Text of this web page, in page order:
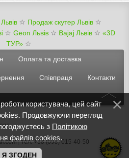
☆ Продаж скутер Львів ☆
☆Geon Львів ☆ Bajaj Львів ☆«3D
ТУР» ☆
Оплата та доставка
Співпраця Контакти
| тел: +38 (098) 015-40-50
користувача, цей сайт
Продовжуючи перегляд
з Політикою
файлів cookies.
Я ЗГОДЕН